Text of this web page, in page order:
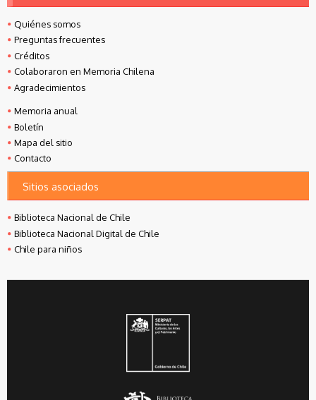
Quiénes somos
Preguntas frecuentes
Créditos
Colaboraron en Memoria Chilena
Agradecimientos
Memoria anual
Boletín
Mapa del sitio
Contacto
Sitios asociados
Biblioteca Nacional de Chile
Biblioteca Nacional Digital de Chile
Chile para niños